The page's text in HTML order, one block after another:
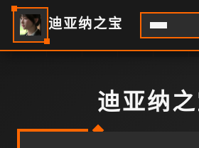
迪亚纳之宝
迪亚纳